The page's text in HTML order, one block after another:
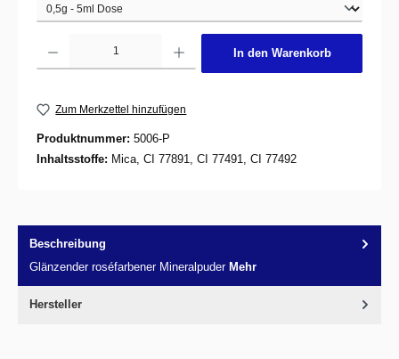
In den Warenkorb
Zum Merkzettel hinzufügen
Produktnummer: 5006-P
Inhaltsstoffe: Mica, CI 77891, CI 77491, CI 77492
Beschreibung
Glänzender roséfarbener Mineralpuder Mehr
Hersteller